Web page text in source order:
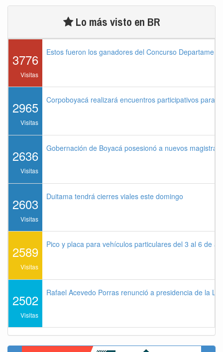
Lo más visto en BR
3776
Visitas
Estos fueron los ganadores del Concurso
2965
Visitas
Corpoboyacá realizará encuentros participativos para
2636
Visitas
Gobernación de Boyacá posesionó a nuevos
2603
Visitas
Duitama tendrá cierres viales este domingo
2589
Visitas
Pico y placa para vehículos particulares del 3 al 6 de
2502
Visitas
Rafael Acevedo Porras renunció a presidencia de la